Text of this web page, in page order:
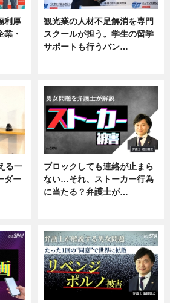
利厚
・
観光業の人材不足解消を専門
スクールが担う。学生の留学
サポートも行うバン…
る一
ダー
ブロックしても連絡が止まら
ない…それ、ストーカー行為
に当たる？弁護士が…